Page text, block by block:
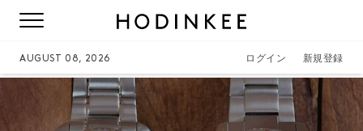
AUGUST 08, 2026 ログイン 新規登録